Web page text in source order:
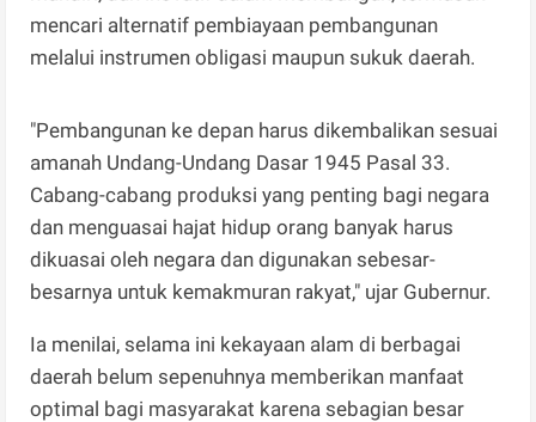
mencari alternatif pembiayaan pembangunan
melalui instrumen obligasi maupun sukuk daerah.
"Pembangunan ke depan harus dikembalikan sesuai
amanah Undang-Undang Dasar 1945 Pasal 33.
Cabang-cabang produksi yang penting bagi negara
dan menguasai hajat hidup orang banyak harus
dikuasai oleh negara dan digunakan sebesar-
besarnya untuk kemakmuran rakyat," ujar Gubernur.
Ia menilai, selama ini kekayaan alam di berbagai
daerah belum sepenuhnya memberikan manfaat
optimal bagi masyarakat karena sebagian besar